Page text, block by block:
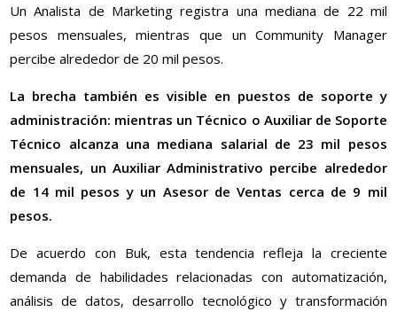
Un Analista de Marketing registra una mediana de 22 mil
pesos mensuales, mientras que un Community Manager
percibe alrededor de 20 mil pesos.
La brecha también es visible en puestos de soporte y
administración: mientras un Técnico o Auxiliar de Soporte
Técnico alcanza una mediana salarial de 23 mil pesos
mensuales, un Auxiliar Administrativo percibe alrededor
de 14 mil pesos y un Asesor de Ventas cerca de 9 mil
pesos.
De acuerdo con Buk, esta tendencia refleja la creciente
demanda de habilidades relacionadas con automatización,
análisis de datos, desarrollo tecnológico y transformación